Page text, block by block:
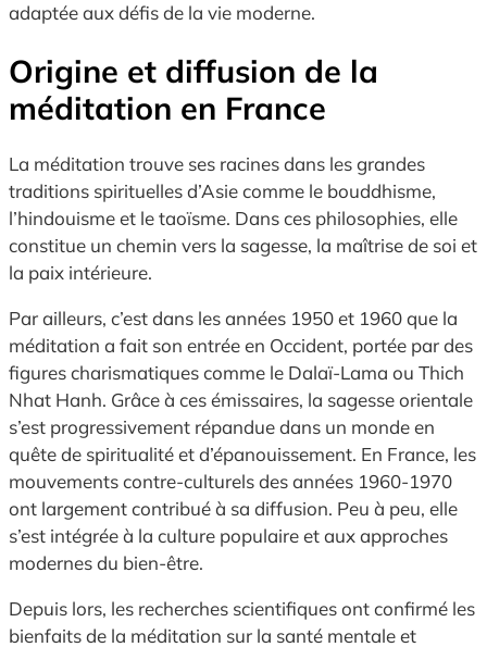
adaptée aux défis de la vie moderne.
Origine et diffusion de la
méditation en France
La méditation trouve ses racines dans les grandes
traditions spirituelles d’Asie comme le bouddhisme,
l’hindouisme et le taoïsme. Dans ces philosophies, elle
constitue un chemin vers la sagesse, la maîtrise de soi et
la paix intérieure.
Par ailleurs, c’est dans les années 1950 et 1960 que la
méditation a fait son entrée en Occident, portée par des
figures charismatiques comme le Dalaï-Lama ou Thich
Nhat Hanh. Grâce à ces émissaires, la sagesse orientale
s’est progressivement répandue dans un monde en
quête de spiritualité et d’épanouissement. En France, les
mouvements contre-culturels des années 1960-1970
ont largement contribué à sa diffusion. Peu à peu, elle
s’est intégrée à la culture populaire et aux approches
modernes du bien-être.
Depuis lors, les recherches scientifiques ont confirmé les
bienfaits de la méditation sur la santé mentale et